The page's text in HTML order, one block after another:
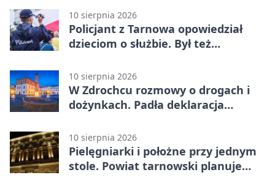
10 sierpnia 2026
Policjant z Tarnowa opowiedział
dzieciom o służbie. Był też
10 sierpnia 2026
W Zdrochcu rozmowy o drogach i
dożynkach. Padła deklaracja
10 sierpnia 2026
Pielęgniarki i położne przy jednym
stole. Powiat tarnowski planuje